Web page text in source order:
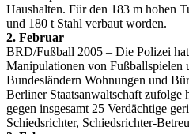
Haushalten. Für den 183 m hohen
und 180 t Stahl verbaut worden.
2. Februar
BRD/Fußball 2005 – Die Polizei
Manipulationen von Fußballspielen
Bundesländern Wohnungen und
Berliner Staatsanwaltschaft zufolge
gegen insgesamt 25 Verdächtige
Schiedsrichter, Schiedsrichter-